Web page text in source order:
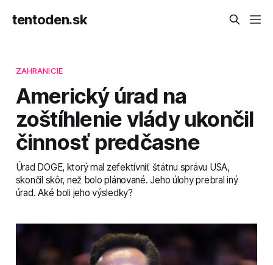
tentoden.sk
ZAHRANICIE
Americký úrad na
zoštíhlenie vlády ukončil
činnosť predčasne
Úrad DOGE, ktorý mal zefektívniť štátnu správu USA,
skončil skôr, než bolo plánované. Jeho úlohy prebral iný
úrad. Aké boli jeho výsledky?